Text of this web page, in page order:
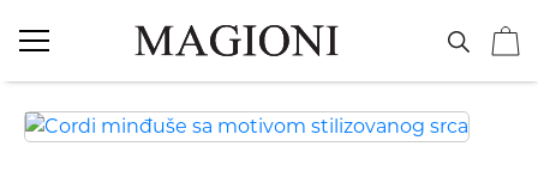
Vereničko prstenje